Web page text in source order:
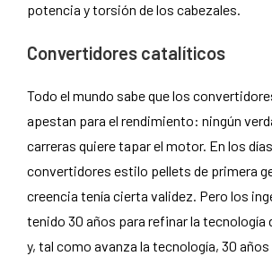
potencia y torsión de los cabezales.
Convertidores catalíticos
Todo el mundo sabe que los
apestan para el rendimiento: ningún
carreras quiere tapar el motor. En los
convertidores estilo pellets de primera
creencia tenía cierta validez. Pero los
tenido 30 años para refinar la tecnología
y, tal como avanza la tecnología, 30